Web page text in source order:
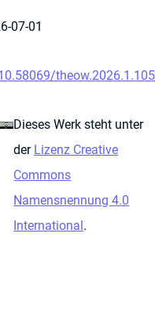
07-01
theow.2026.1.105
Dieses Werk steht unter
der Lizenz Creative
Commons
Namensnennung 4.0
International.